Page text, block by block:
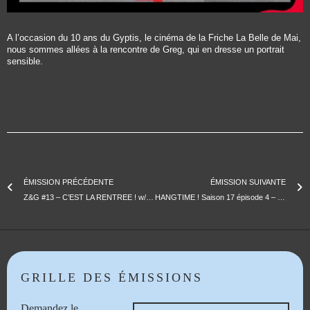
A l’occasion du 10 ans du Gyptis, le cinéma de la Friche La Belle de Mai,
nous sommes allées à la rencontre de Greg, qui en dresse un portrait
sensible.
ÉMISSION PRÉCÉDENTE
ÉMISSION SUIVANTE
GRILLE DES ÉMISSIONS